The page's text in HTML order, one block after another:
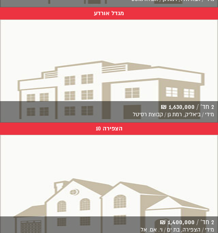
מגדל אורדע
2 חד' / 1,630,000 ₪
מידי / ביאליק, רמת גן / קבוצת רסיטל
הצפירה 10
2 חד' / 1,400,000 ₪
מידי / הצפירה, בת ים / וי. אם. אל